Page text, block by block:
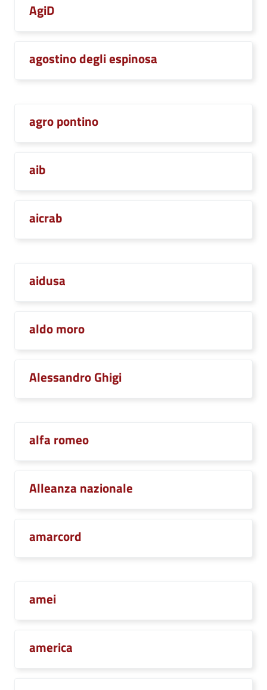
AgiD
agostino degli espinosa
agro pontino
aib
aicrab
aidusa
aldo moro
Alessandro Ghigi
alfa romeo
Alleanza nazionale
amarcord
amei
america